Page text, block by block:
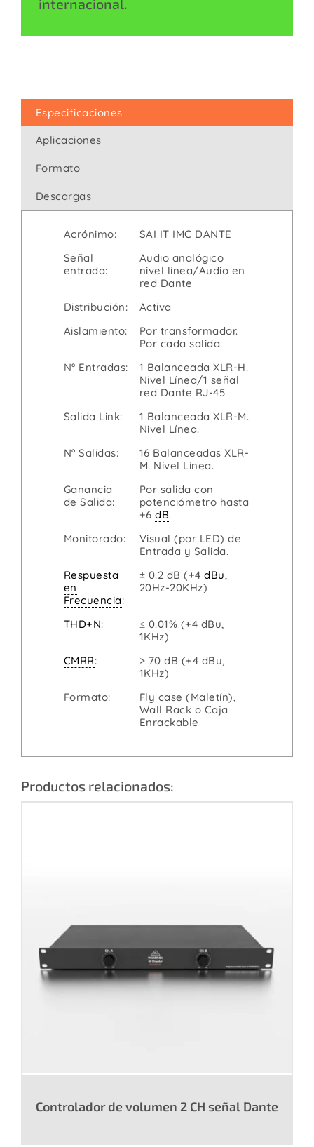
internacional.
Especificaciones
Aplicaciones
Formato
Descargas
Acrónimo:
SAI IT IMC DANTE
Señal
entrada:
Audio analógico
nivel línea/Audio en
red Dante
Distribución:
Activa
Aislamiento:
Por transformador.
Por cada salida.
Nº Entradas:
1 Balanceada XLR-H.
Nivel Línea/1 señal
red Dante RJ-45
Salida Link:
1 Balanceada XLR-M.
Nivel Línea.
Nº Salidas:
16 Balanceadas XLR-
M. Nivel Línea.
Ganancia
de Salida:
Por salida con
potenciómetro hasta
+6 dB.
Monitorado:
Visual (por LED) de
Entrada y Salida.
Respuesta
en
Frecuencia:
± 0.2 dB (+4 dBu,
20Hz-20KHz)
THD+N:
≤ 0.01% (+4 dBu,
1KHz)
CMRR:
> 70 dB (+4 dBu,
1KHz)
Formato:
Fly case (Maletín),
Wall Rack o Caja
Enrackable
Productos relacionados:
Controlador de volumen 2 CH señal Dante